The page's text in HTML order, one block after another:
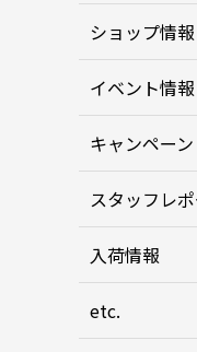
ショップ情報
イベント情報
キャンペーン
スタッフレ
入荷情報
etc.